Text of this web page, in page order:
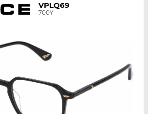
VPLQ69
700Y